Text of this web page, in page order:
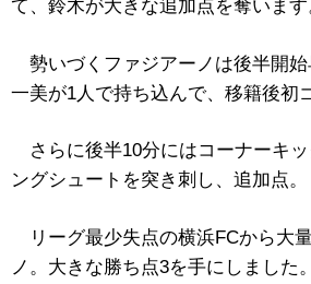
て、鈴木が大きな追加点を奪います
勢いづくファジアーノは後半開始
一美が1人で持ち込んで、移籍後初
さらに後半10分にはコーナーキ
ングシュートを突き刺し、追加点。
リーグ最少失点の横浜FCから大
ノ。大きな勝ち点3を手にしました